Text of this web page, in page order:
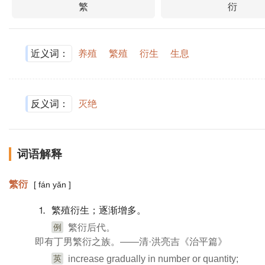
繁 衍
近义词： 养殖 繁殖 衍生 生息
反义词： 灭绝
词语解释
繁衍 [ fán yǎn ]
⒈ 繁殖衍生；逐渐增多。
例
繁衍后代。
即有丁男繁衍之族。——清·洪亮吉《治平篇》
英 increase gradually in number or quantity;